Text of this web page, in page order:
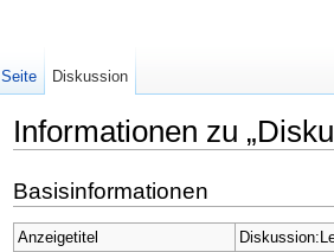
Informationen zu
Basisinformationen
Anzeigetitel
Seite Diskussion